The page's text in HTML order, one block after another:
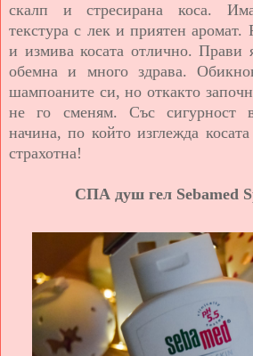
скалп и стресирана коса.
текстура с лек и приятен аромат.
и измива косата отлично. Прави
обемна и много здрава.
шампоаните си, но откакто
не го сменям. Със сигурност
начина, по който изглежда
страхотна!
СПА душ гел Sebamed